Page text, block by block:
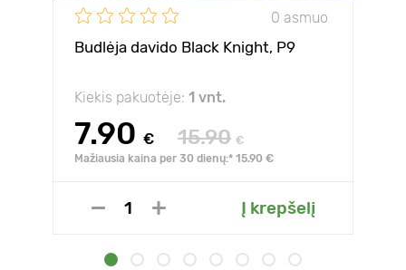
0 asmuo
Budlėja davido Black Knight, P9
Kiekis pakuotėje: 1 vnt.
7.90 € 15.90 €
Mažiausia kaina per 30 dienų:* 15.90 €
Į krepšelį